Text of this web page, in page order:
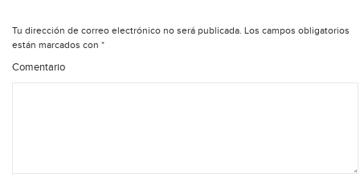
Tu dirección de correo electrónico no será publicada. Los campos obligatorios
están marcados con *
Comentario